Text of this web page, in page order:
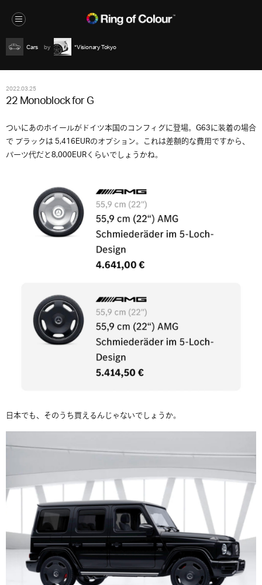
Cars *Visionary Tokyo
2022.03.25
22 Monoblock for G
ついにあのホイールがドイツ本国のコンフィグに登場。G63に装着の場合
で ブラックは 5,416EURのオプション。これは差額的な費用ですから、
パーツ代だと8,000EURくらいでしょうかね。
日本でも、そのうち買えるんじゃないでしょうか。